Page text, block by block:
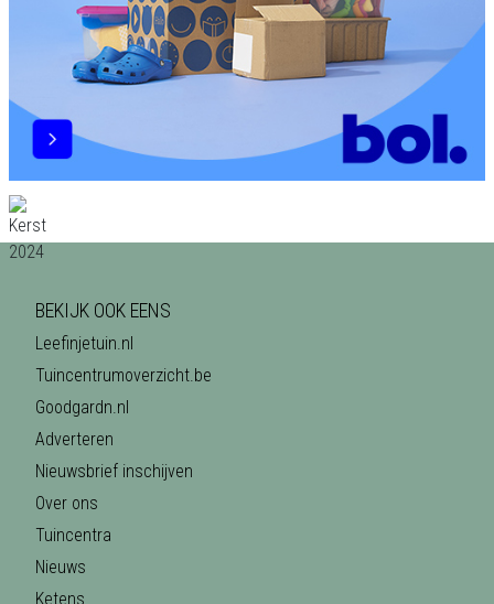
BEKIJK OOK EENS
Leefinjetuin.nl
Tuincentrumoverzicht.be
Goodgardn.nl
Adverteren
Nieuwsbrief inschijven
Over ons
Tuincentra
Nieuws
Ketens